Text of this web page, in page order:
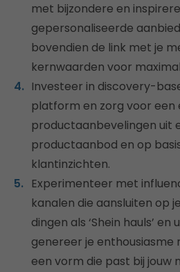
met bijzondere en
gepersonaliseerde
bovendien de link met je
kernwaarden voor
Investeer in discovery-
platform en zorg voor een
productaanbevelingen uit
productaanbod en op
klantinzichten.
Experimenteer met
kanalen die aansluiten op
dingen als ‘Shein hauls’ en
genereer je enthousiasme
een vorm die past bij jouw